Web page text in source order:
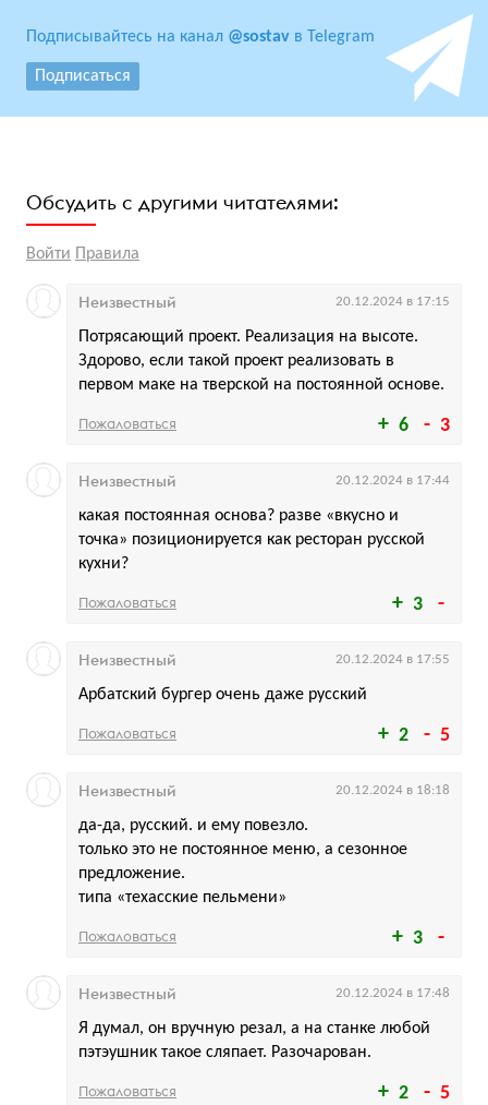
Подписывайтесь на канал @sostav в Telegram
Подписаться
Обсудить с другими читателями:
Войти Правила
6 3
Потрясающий проект. Реализация на высоте.
Здорово, если такой проект реализовать в
первом маке на тверской на постоянной основе.
Неизвестный 20.12.2024 в 17:15
Пожаловаться
3
какая постоянная основа? разве «вкусно и
точка» позиционируется как ресторан русской
кухни?
Неизвестный 20.12.2024 в 17:44
Пожаловаться
2 5
Арбатский бургер очень даже русский
Неизвестный 20.12.2024 в 17:55
Пожаловаться
3
да-да, русский. и ему повезло.
только это не постоянное меню, а сезонное
предложение.
типа «техасские пельмени»
Неизвестный 20.12.2024 в 18:18
Пожаловаться
2 5
Я думал, он вручную резал, а на станке любой
пэтэушник такое сляпает. Разочарован.
Неизвестный 20.12.2024 в 17:48
Пожаловаться